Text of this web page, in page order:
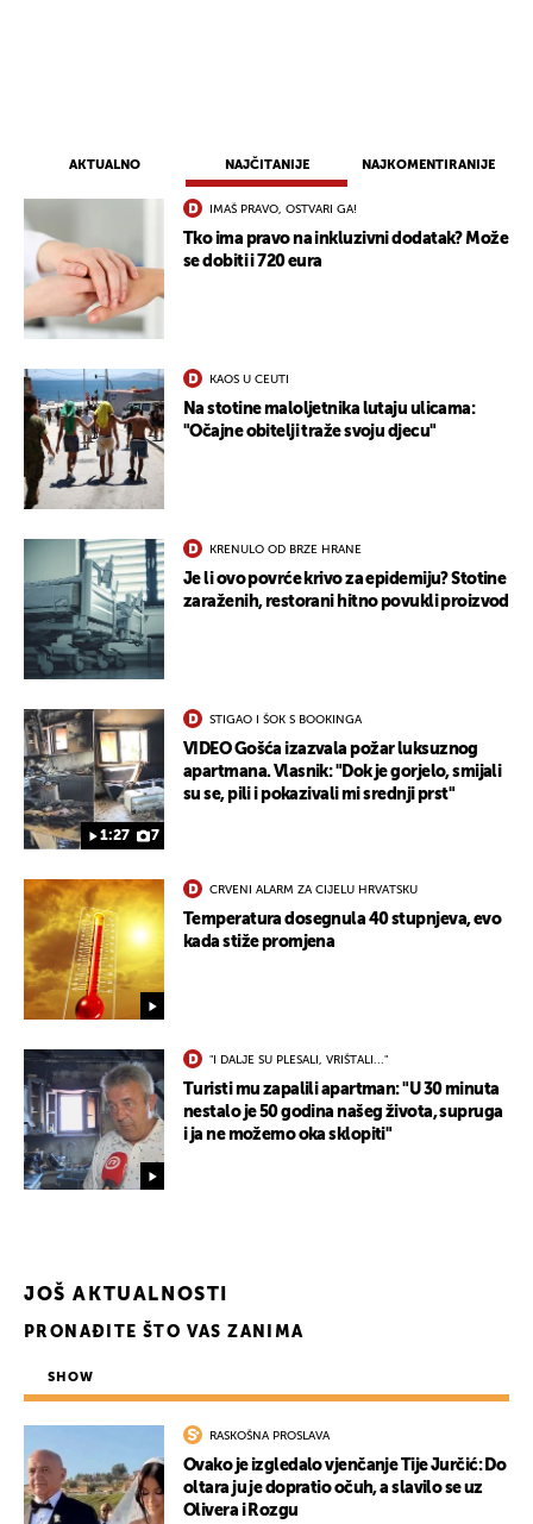
AKTUALNO NAJČITANIJE NAJKOMENTIRANIJE
IMAŠ PRAVO, OSTVARI GA!
Tko ima pravo na inkluzivni dodatak? Može
se dobiti i 720 eura
KAOS U CEUTI
Na stotine maloljetnika lutaju ulicama:
"Očajne obitelji traže svoju djecu"
KRENULO OD BRZE HRANE
Je li ovo povrće krivo za epidemiju? Stotine
zaraženih, restorani hitno povukli proizvod
1:27 7
STIGAO I ŠOK S BOOKINGA
VIDEO Gošća izazvala požar luksuznog
apartmana. Vlasnik: "Dok je gorjelo, smijali
su se, pili i pokazivali mi srednji prst"
CRVENI ALARM ZA CIJELU HRVATSKU
Temperatura dosegnula 40 stupnjeva, evo
kada stiže promjena
"I DALJE SU PLESALI, VRIŠTALI..."
Turisti mu zapalili apartman: "U 30 minuta
nestalo je 50 godina našeg života, supruga
i ja ne možemo oka sklopiti"
JOŠ AKTUALNOSTI
PRONAĐITE ŠTO VAS ZANIMA
SHOW
RASKOŠNA PROSLAVA
Ovako je izgledalo vjenčanje Tije Jurčić: Do
oltara ju je dopratio očuh, a slavilo se uz
Olivera i Rozgu
UKLJUČITE NOTIFIKACIJE